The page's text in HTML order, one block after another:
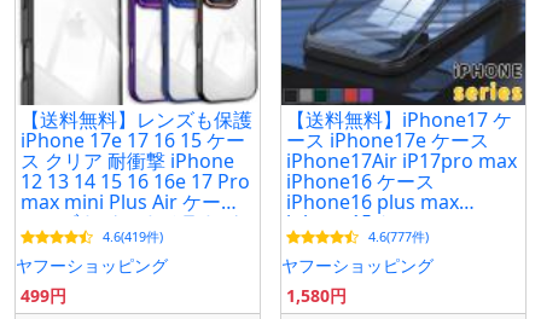
【送料無料】レンズも保護
iPhone 17e 17 16 15 ケー
ス クリア 耐衝撃 iPhone
12 13 14 15 16 16e 17 Pro
max mini Plus Air ケース
レンズカバー カメラカバ
ー カメラレンズ
4.6(419件)
ヤフーショッピング
499円
【送料無料】iPhone17 ケ
ース iPhone17e ケース
iPhone17Air iP17pro max
iPhone16 ケース
iPhone16 plus max
iphone15 ケース
iphone14 スマホケース 全
面保護 両面ガラス
4.6(777件)
ヤフーショッピング
1,580円